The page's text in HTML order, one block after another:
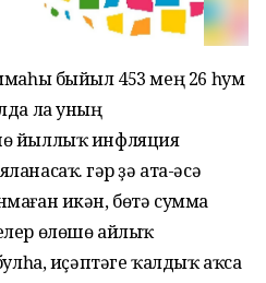
быйыл 453 мең 26 һум
ла уның
йыллыҡ инфляция
Әгәр ҙә ата-әсә
икән, бөтә сумма
өлөшө айлыҡ
иҫәптәге ҡалдыҡ аҡса